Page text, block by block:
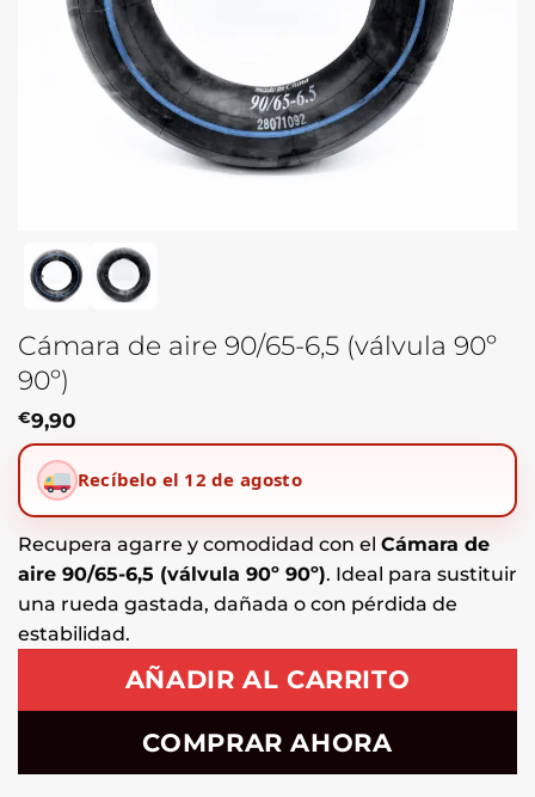
Cámara de aire 90/65-6,5 (válvula 90º
90º)
€9,90
Recíbelo el 12 de agosto
Recupera agarre y comodidad con el Cámara de
aire 90/65-6,5 (válvula 90º 90º). Ideal para sustituir
una rueda gastada, dañada o con pérdida de
estabilidad.
AÑADIR AL CARRITO
COMPRAR AHORA